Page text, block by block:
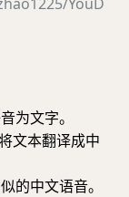
为文字。
文本翻译成中
的中文语音。